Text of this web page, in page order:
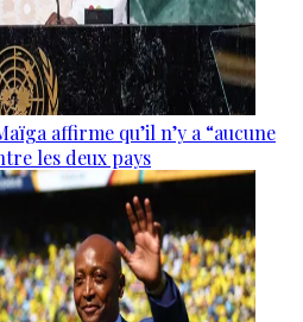
affirme qu’il n’y a “aucune
les deux pays